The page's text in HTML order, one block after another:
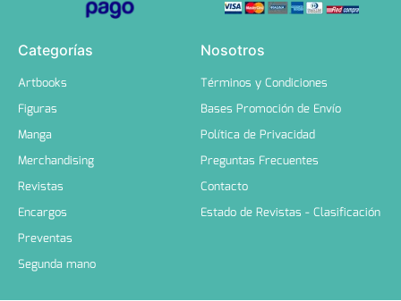
Categorías
Artbooks
Figuras
Manga
Merchandising
Revistas
Encargos
Preventas
Segunda mano
Nosotros
Términos y Condiciones
Bases Promoción de Envío
Política de Privacidad
Preguntas Frecuentes
Contacto
Estado de Revistas - Clasificación